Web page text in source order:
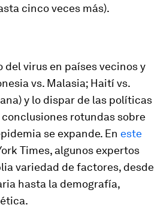
cinco veces más).
del virus en países vecinos y
vs. Malasia; Haití vs.
y lo dispar de las políticas
rotundas sobre
se expande. En este
Times, algunos expertos
variedad de factores, desde
hasta la demografía,